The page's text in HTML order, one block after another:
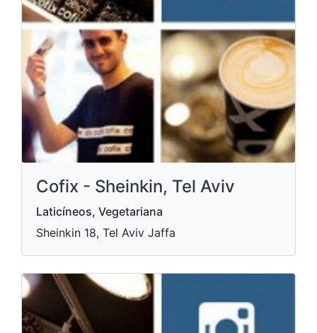
Cofix - Sheinkin, Tel Aviv
Laticíneos, Vegetariana
Sheinkin 18, Tel Aviv Jaffa